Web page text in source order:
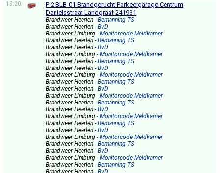
19:20
P 2 BLB-01 Brandgerucht Parkeergarage Centrum
Danielsstraat Landgraaf 241931
Brandweer Heerlen - Bemanning TS
Brandweer Heerlen - BvD
Brandweer Limburg - Monitorcode Meldkamer
Brandweer Heerlen - Bemanning TS
Brandweer Heerlen - BvD
Brandweer Limburg - Monitorcode Meldkamer
Brandweer Heerlen - Bemanning TS
Brandweer Heerlen - BvD
Brandweer Limburg - Monitorcode Meldkamer
Brandweer Heerlen - Bemanning TS
Brandweer Heerlen - BvD
Brandweer Limburg - Monitorcode Meldkamer
Brandweer Heerlen - Bemanning TS
Brandweer Heerlen - BvD
Brandweer Limburg - Monitorcode Meldkamer
Brandweer Heerlen - Bemanning TS
Brandweer Heerlen - BvD
Brandweer Limburg - Monitorcode Meldkamer
Brandweer Heerlen - Bemanning TS
Brandweer Heerlen - BvD
Brandweer Limburg - Monitorcode Meldkamer
Brandweer Heerlen - Bemanning TS